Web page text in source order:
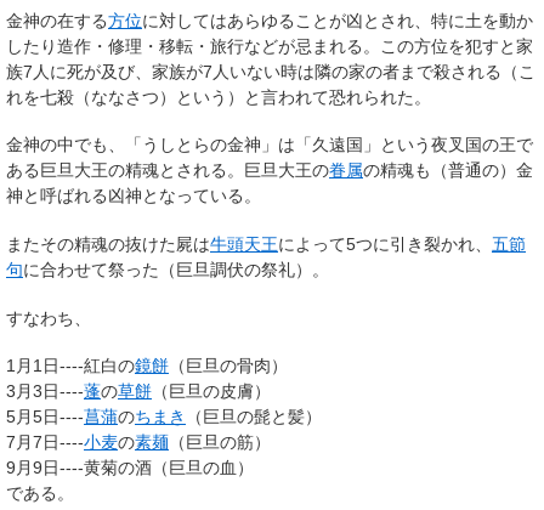
金神の在する方位に対してはあらゆることが凶とされ、特に土を動か
したり造作・修理・移転・旅行などが忌まれる。この方位を犯すと家
族7人に死が及び、家族が7人いない時は隣の家の者まで殺される（こ
れを七殺（ななさつ）という）と言われて恐れられた。
金神の中でも、「うしとらの金神」は「久遠国」という夜叉国の王で
ある巨旦大王の精魂とされる。巨旦大王の眷属の精魂も（普通の）金
神と呼ばれる凶神となっている。
またその精魂の抜けた屍は牛頭天王によって5つに引き裂かれ、 五節
句に合わせて祭った（巨旦調伏の祭礼）。
すなわち、
1月1日----紅白の鏡餅 （巨旦の骨肉）
3月3日----蓬の草餅 （巨旦の皮膚）
5月5日----菖蒲のちまき
（巨旦の髭と髪）
7月7日----小麦の素麺 （巨旦の筋）
9月9日----黄菊の酒（巨旦の血）
である。